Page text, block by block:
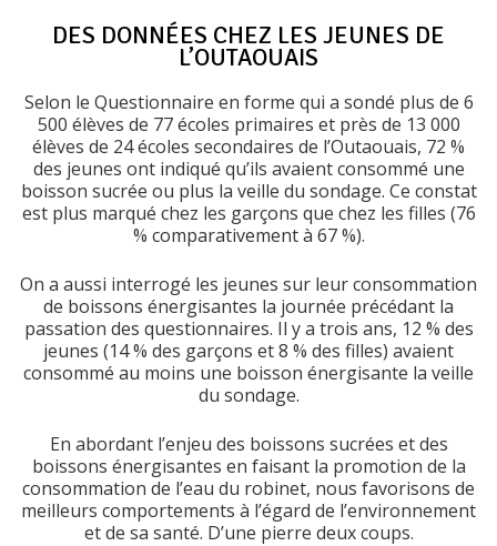
DES DONNÉES CHEZ LES JEUNES DE
L’OUTAOUAIS
Selon le Questionnaire en forme qui a sondé plus de 6
500 élèves de 77 écoles primaires et près de 13 000
élèves de 24 écoles secondaires de l’Outaouais, 72 %
des jeunes ont indiqué qu’ils avaient consommé une
boisson sucrée ou plus la veille du sondage. Ce constat
est plus marqué chez les garçons que chez les filles (76
% comparativement à 67 %).
On a aussi interrogé les jeunes sur leur consommation
de boissons énergisantes la journée précédant la
passation des questionnaires. Il y a trois ans, 12 % des
jeunes (14 % des garçons et 8 % des filles) avaient
consommé au moins une boisson énergisante la veille
du sondage.
En abordant l’enjeu des boissons sucrées et des
boissons énergisantes en faisant la promotion de la
consommation de l’eau du robinet, nous favorisons de
meilleurs comportements à l’égard de l’environnement
et de sa santé. D’une pierre deux coups.